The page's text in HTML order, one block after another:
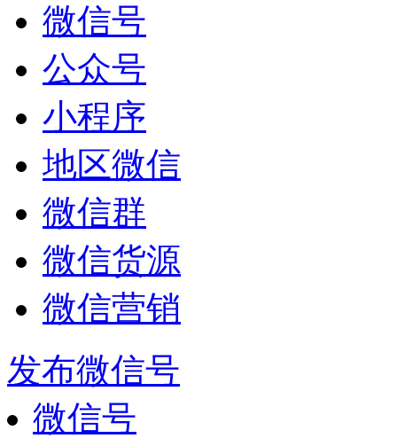
微信号
公众号
小程序
地区微信
微信群
微信货源
微信营销
发布微信号
微信号